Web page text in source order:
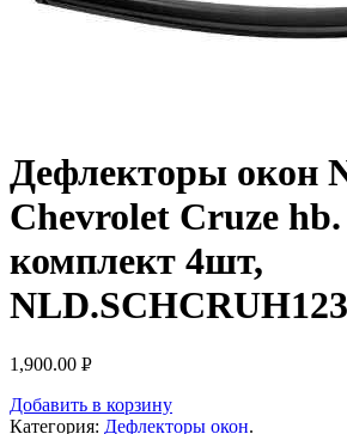
Дефлекторы окон
Chevrolet Cruze hb.
комплект 4шт,
1,900.00 Р
Добавить в корзину
Категория: Дефлекторы окон.